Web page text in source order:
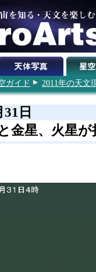
ガイド 2011年の天文
日
金星、火星が